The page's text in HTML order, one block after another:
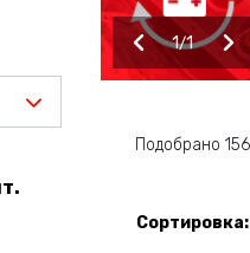
1 1
Подобрано
Сортировка: